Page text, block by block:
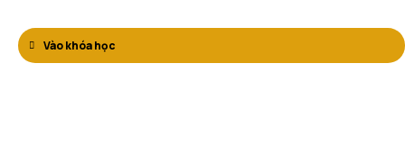
Vào khóa học